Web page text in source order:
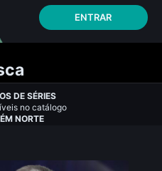
ENTRAR
DE SÉRIES
no catálogo
NORTE